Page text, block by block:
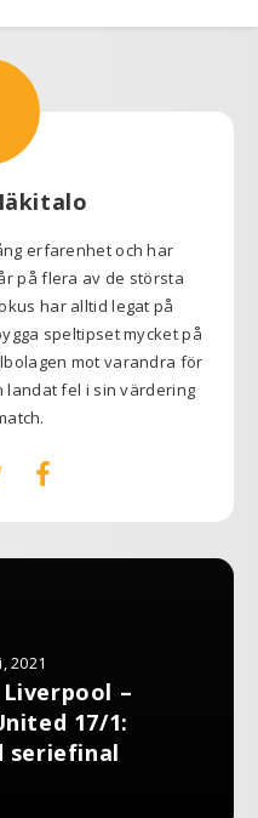
erfarenhet och har
på flera av de största
har alltid legat på
speltipset mycket på
mot varandra för
landat fel i sin värdering
2021
–
17/1:
seriefinal